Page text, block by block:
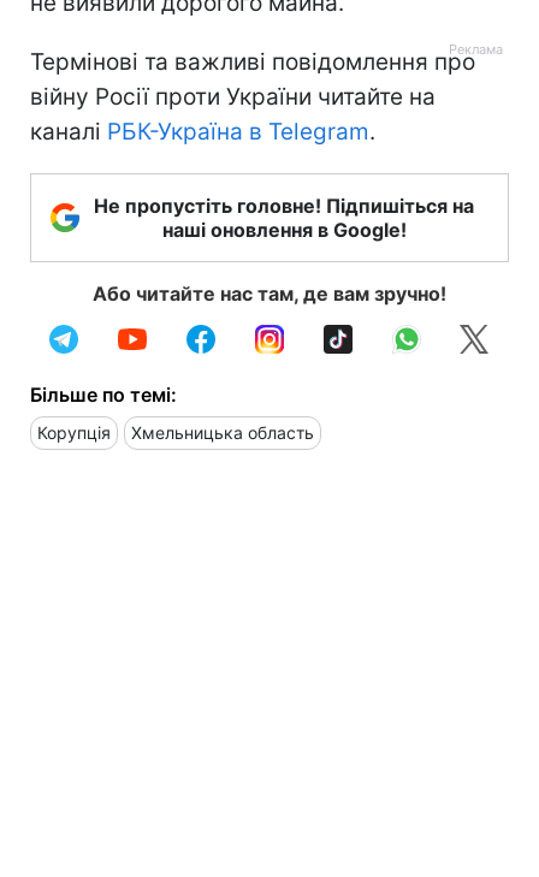
Термінові та важливі повідомлення про
війну Росії проти України читайте на
каналі РБК-Україна в Telegram.
Не пропустіть головне! Підпишіться на
наші оновлення в Google!
Або читайте нас там, де вам зручно!
Більше по темі:
Корупція Хмельницька область